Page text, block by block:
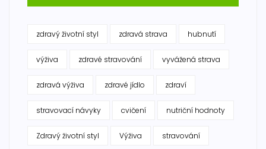
zdravý životní styl zdravá strava hubnutí
výživa zdravé stravování vyvážená strava
zdravá výživa zdravé jídlo zdraví
stravovací návyky cvičení nutriční hodnoty
Zdravý životní styl Výživa stravování